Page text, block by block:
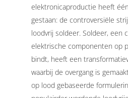
elektronicaproductie heeft
gestaan: de controversiële
loodvrij soldeer. Soldeer, een
elektrische componenten op
bindt, heeft een
waarbij de overgang is
op lood gebaseerde